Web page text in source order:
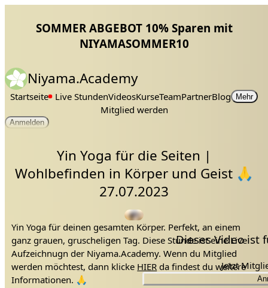
SOMMER ABGEBOT 10% Sparen mit
NIYAMASOMMER10
Niyama.Academy
Startseite Live StundenVideosKurseTeamPartnerBlog Mehr
Mitglied werden
Anmelden
Yin Yoga für die Seiten |
Wohlbefinden in Körper und Geist 🙏
27.07.2023
Dieses Video ist
Jetzt
Yin Yoga für deinen gesamten Körper. Perfekt, an einem
ganz grauen, gruscheligen Tag. Diese Stunde ist eine Live
Aufzeichnugn der Niyama.Academy. Wenn du Mitglied
werden möchtest, dann klicke HIER da findest du weitere
Informationen. 🙏